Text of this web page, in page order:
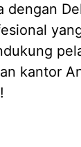
dengan
kantor